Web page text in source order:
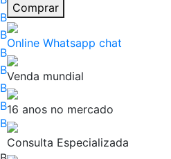
Comprar
Online Whatsapp chat
Venda mundial
16 anos no mercado
Consulta Especializada